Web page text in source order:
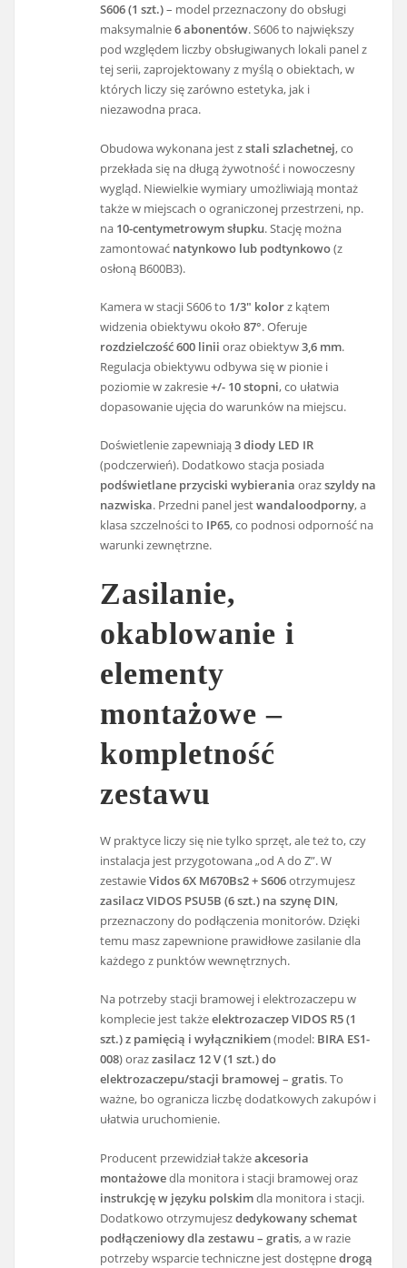
S606 (1 szt.)– model przeznaczony do obsługi
maksymalnie6 abonentów. S606 to największy
pod względem liczby obsługiwanych lokali panel z
tej serii, zaprojektowany z myślą o obiektach, w
których liczy się zarówno estetyka, jak i
niezawodna praca.
Obudowa wykonana jest zstali szlachetnej, co
przekłada się na długą żywotność i nowoczesny
wygląd. Niewielkie wymiary umożliwiają montaż
także w miejscach o ograniczonej przestrzeni, np.
na 10-centymetrowym słupku. Stację można
zamontować natynkowo lub podtynkowo(z
osłoną B600B3).
Kamera w stacji S606 to 1/3" kolorz kątem
widzenia obiektywu około87°. Oferuje
rozdzielczość 600 linii oraz obiektyw3,6 mm.
Regulacja obiektywu odbywa się w pionie i
poziomie w zakresie+/- 10 stopni, co ułatwia
dopasowanie ujęcia do warunków na miejscu.
Doświetlenie zapewniają3 diody LED IR
(podczerwień). Dodatkowo stacja posiada
podświetlane przyciski wybierania orazszyldy na
nazwiska. Przedni panel jestwandaloodporny, a
klasa szczelności to IP65, co podnosi odporność na
warunki zewnętrzne.
Zasilanie,
okablowanie i
elementy
montażowe –
kompletność
zestawu
W praktyce liczy się nie tylko sprzęt, ale też to, czy
instalacja jest przygotowana „od A do Z”. W
zestawieVidos 6X M670Bs2 + S606otrzymujesz
zasilacz VIDOS PSU5B (6 szt.) na szynę DIN,
przeznaczony do podłączenia monitorów. Dzięki
temu masz zapewnione prawidłowe zasilanie dla
każdego z punktów wewnętrznych.
Na potrzeby stacji bramowej i elektrozaczepu w
komplecie jest takżeelektrozaczep VIDOS R5 (1
szt.) z pamięcią i wyłącznikiem(model: BIRA ES1-
008) orazzasilacz 12 V (1 szt.) do
elektrozaczepu/stacji bramowej – gratis. To
ważne, bo ogranicza liczbę dodatkowych zakupów i
ułatwia uruchomienie.
Producent przewidział takżeakcesoria
montażowedla monitora i stacji bramowej oraz
instrukcję w języku polskimdla monitora i stacji.
Dodatkowo otrzymujeszdedykowany schemat
podłączeniowy dla zestawu – gratis, a w razie
potrzeby wsparcie techniczne jest dostępnedrogą